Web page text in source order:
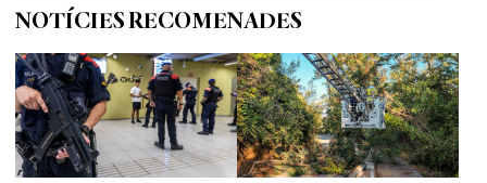
NOTÍCIES RECOMENADES